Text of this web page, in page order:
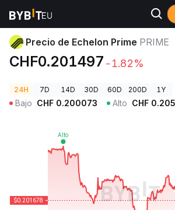
Precios de Criptomonedas Precio de
Precio de Echelon Prime PRIME
CHF0.201497 -1.82%
24H 7D 14D 30D 60D 200D 1Y
Bajo CHF 0.200073 Alto CHF